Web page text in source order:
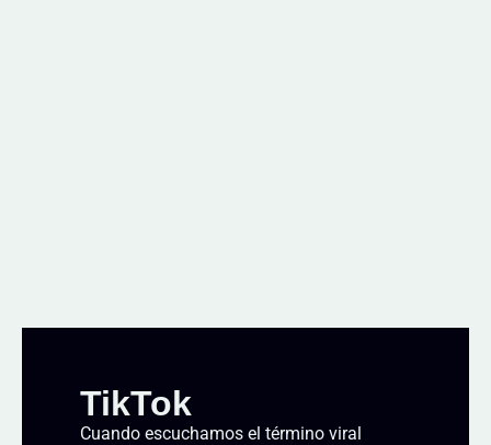
TikTok
Cuando escuchamos el término viral